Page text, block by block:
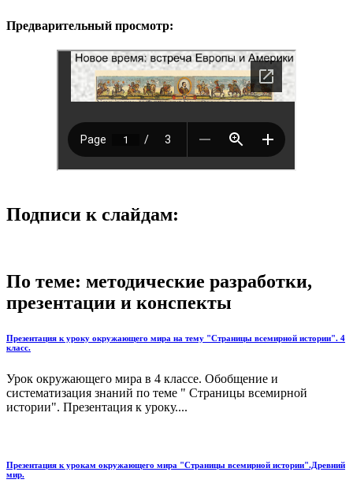
Предварительный просмотр:
Подписи к слайдам:
По теме: методические разработки,
презентации и конспекты
Презентация к уроку окружающего мира на тему "Страницы всемирной истории". 4
класс.
Урок окружающего мира в 4 классе. Обобщение и
систематизация знаний по теме " Страницы всемирной
истории". Презентация к уроку....
Презентация к урокам окружающего мира "Страницы всемирной истории".Древний
мир.